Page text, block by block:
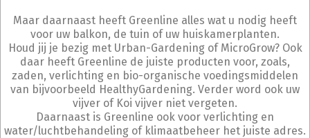
Maar daarnaast heeft Greenline alles wat u nodig heeft
voor uw balkon, de tuin of uw huiskamerplanten.
Houd jij je bezig met Urban-Gardening of MicroGrow? Ook
daar heeft Greenline de juiste producten voor, zoals,
zaden, verlichting en bio-organische voedingsmiddelen
van bijvoorbeeld HealthyGardening. Verder word ook uw
vijver of Koi vijver niet vergeten.
Daarnaast is Greenline ook voor verlichting en
water/luchtbehandeling of klimaatbeheer het juiste adres.